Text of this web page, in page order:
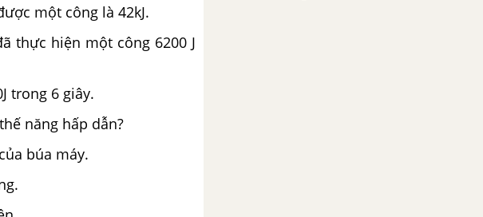
một công là 42kJ.
thực hiện một công 6200 J
trong 6 giây.
năng hấp dẫn?
búa máy.